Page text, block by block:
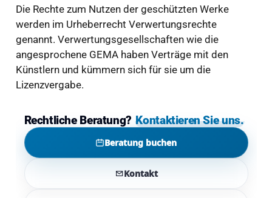
Die Rechte zum Nutzen der geschützten Werke
werden im Urheberrecht Verwertungsrechte
genannt. Verwertungsgesellschaften wie die
angesprochene GEMA haben Verträge mit den
Künstlern und kümmern sich für sie um die
Lizenzvergabe.
Rechtliche Beratung? Kontaktieren Sie uns.
Beratung buchen
Kontakt